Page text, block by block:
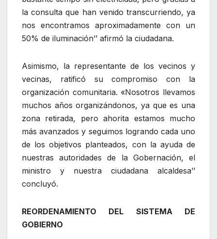
la consulta que han venido transcurriendo, ya
nos encontramos aproximadamente con un
50% de iluminación’’ afirmó la ciudadana.
Asimismo, la representante de los vecinos y
vecinas, ratificó su compromiso con la
organización comunitaria. «Nosotros llevamos
muchos años organizándonos, ya que es una
zona retirada, pero ahorita estamos mucho
más avanzados y seguimos logrando cada uno
de los objetivos planteados, con la ayuda de
nuestras autoridades de la Gobernación, el
ministro y nuestra ciudadana alcaldesa’’
concluyó.
REORDENAMIENTO DEL SISTEMA DE
GOBIERNO